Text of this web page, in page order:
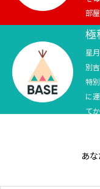
テニス四大大会・
テニス四大大会・五輪
部
極
星
別
特
に
て
あ